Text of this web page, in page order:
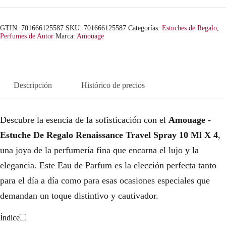
GTIN: 701666125587 SKU: 701666125587 Categorías: Estuches de Regalo
Perfumes de Autor Marca: Amouage
Descripción Histórico de precios
Descubre la esencia de la sofisticación con el Amouage -
Estuche De Regalo Renaissance Travel Spray 10 Ml X 4,
una joya de la perfumería fina que encarna el lujo y la
elegancia. Este Eau de Parfum es la elección perfecta tanto
para el día a día como para esas ocasiones especiales que
demandan un toque distintivo y cautivador.
Índice